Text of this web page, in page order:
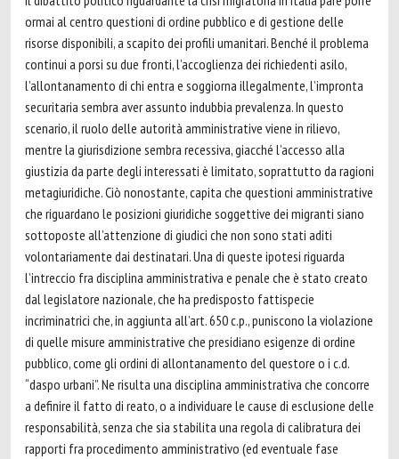
ormai al centro questioni di ordine pubblico e di gestione delle
risorse disponibili, a scapito dei profili umanitari. Benché il problema
continui a porsi su due fronti, l’accoglienza dei richiedenti asilo,
l’allontanamento di chi entra e soggiorna illegalmente, l’impronta
securitaria sembra aver assunto indubbia prevalenza. In questo
scenario, il ruolo delle autorità amministrative viene in rilievo,
mentre la giurisdizione sembra recessiva, giacché l’accesso alla
giustizia da parte degli interessati è limitato, soprattutto da ragioni
metagiuridiche. Ciò nonostante, capita che questioni amministrative
che riguardano le posizioni giuridiche soggettive dei migranti siano
sottoposte all’attenzione di giudici che non sono stati aditi
volontariamente dai destinatari. Una di queste ipotesi riguarda
l’intreccio fra disciplina amministrativa e penale che è stato creato
dal legislatore nazionale, che ha predisposto fattispecie
incriminatrici che, in aggiunta all’art. 650 c.p., puniscono la violazione
di quelle misure amministrative che presidiano esigenze di ordine
pubblico, come gli ordini di allontanamento del questore o i c.d.
“daspo urbani”. Ne risulta una disciplina amministrativa che concorre
a definire il fatto di reato, o a individuare le cause di esclusione delle
responsabilità, senza che sia stabilita una regola di calibratura dei
rapporti fra procedimento amministrativo (ed eventuale fase